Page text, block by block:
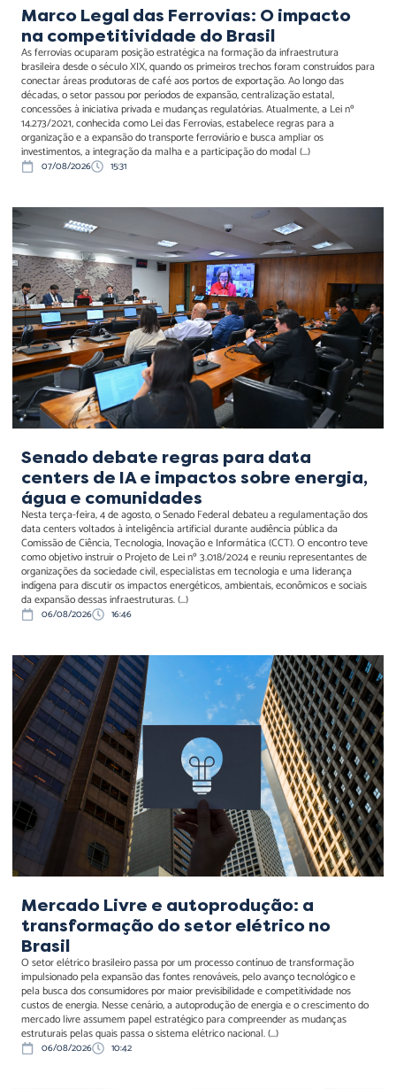
Marco Legal das Ferrovias: O impacto
na competitividade do Brasil
As ferrovias ocuparam posição estratégica na formação da infraestrutura
brasileira desde o século XIX, quando os primeiros trechos foram construídos para
conectar áreas produtoras de café aos portos de exportação. Ao longo das
décadas, o setor passou por períodos de expansão, centralização estatal,
concessões à iniciativa privada e mudanças regulatórias. Atualmente, a Lei nº
14.273/2021, conhecida como Lei das Ferrovias, estabelece regras para a
organização e a expansão do transporte ferroviário e busca ampliar os
investimentos, a integração da malha e a participação do modal (...)
07/08/2026 15:31
Senado debate regras
para data centers de IA e
impactos sobre energia,
água e comunidades
Senado debate regras para data
centers de IA e impactos sobre energia,
água e comunidades
Nesta terça-feira, 4 de agosto, o Senado Federal debateu a regulamentação dos
data centers voltados à inteligência artificial durante audiência pública da
Comissão de Ciência, Tecnologia, Inovação e Informática (CCT). O encontro teve
como objetivo instruir o Projeto de Lei nº 3.018/2024 e reuniu representantes de
organizações da sociedade civil, especialistas em tecnologia e uma liderança
indígena para discutir os impactos energéticos, ambientais, econômicos e sociais
da expansão dessas infraestruturas. (...)
06/08/2026 16:46
Mercado Livre e
autoprodução: a
transformação do setor
elétrico no Brasil
Mercado Livre e autoprodução: a
transformação do setor elétrico no
Brasil
O setor elétrico brasileiro passa por um processo contínuo de transformação
impulsionado pela expansão das fontes renováveis, pelo avanço tecnológico e
pela busca dos consumidores por maior previsibilidade e competitividade nos
custos de energia. Nesse cenário, a autoprodução de energia e o crescimento do
mercado livre assumem papel estratégico para compreender as mudanças
estruturais pelas quais passa o sistema elétrico nacional. (...)
06/08/2026 10:42